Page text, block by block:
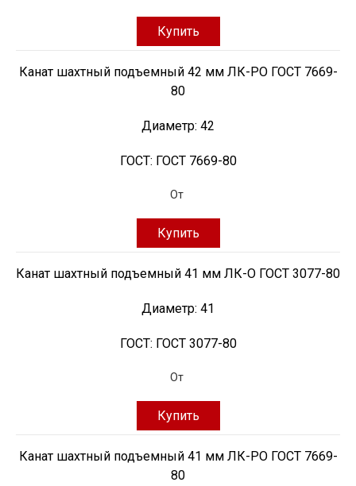
Купить
Канат шахтный подъемный 42 мм ЛК-РО ГОСТ 7669-
80
Диаметр: 42
ГОСТ: ГОСТ 7669-80
От
Купить
Канат шахтный подъемный 41 мм ЛК-О ГОСТ 3077-80
Диаметр: 41
ГОСТ: ГОСТ 3077-80
От
Купить
Канат шахтный подъемный 41 мм ЛК-РО ГОСТ 7669-
80